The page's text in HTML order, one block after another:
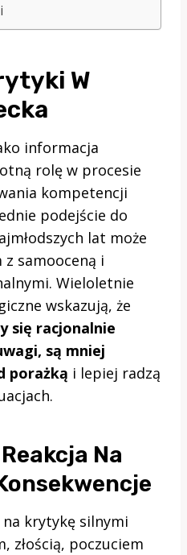
W
informacja
rolę w procesie
kompetencji
podejście do
lat może
samooceną i
Wieloletnie
wskazują, że
się racjonalnie
są mniej
porażką i lepiej radzą
Na
krytykę silnymi
złością, poczuciem